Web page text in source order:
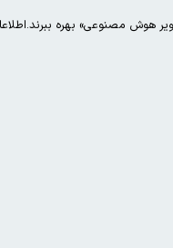
هوش مصنوعی» بهره